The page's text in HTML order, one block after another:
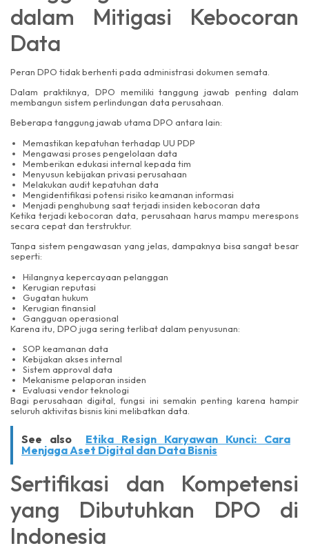
dalam Mitigasi Kebocoran
Data
Peran DPO tidak berhenti pada administrasi dokumen semata.
Dalam praktiknya, DPO memiliki tanggung jawab penting dalam
membangun sistem perlindungan data perusahaan.
Beberapa tanggung jawab utama DPO antara lain:
Memastikan kepatuhan terhadap UU PDP
Mengawasi proses pengelolaan data
Memberikan edukasi internal kepada tim
Menyusun kebijakan privasi perusahaan
Melakukan audit kepatuhan data
Mengidentifikasi potensi risiko keamanan informasi
Menjadi penghubung saat terjadi insiden kebocoran data
Ketika terjadi kebocoran data, perusahaan harus mampu merespons
secara cepat dan terstruktur.
Tanpa sistem pengawasan yang jelas, dampaknya bisa sangat besar
seperti:
Hilangnya kepercayaan pelanggan
Kerugian reputasi
Gugatan hukum
Kerugian finansial
Gangguan operasional
Karena itu, DPO juga sering terlibat dalam penyusunan:
SOP keamanan data
Kebijakan akses internal
Sistem approval data
Mekanisme pelaporan insiden
Evaluasi vendor teknologi
Bagi perusahaan digital, fungsi ini semakin penting karena hampir
seluruh aktivitas bisnis kini melibatkan data.
See also
Etika Resign Karyawan Kunci: Cara
Menjaga Aset Digital dan Data Bisnis
Sertifikasi dan Kompetensi
yang Dibutuhkan DPO di
Indonesia